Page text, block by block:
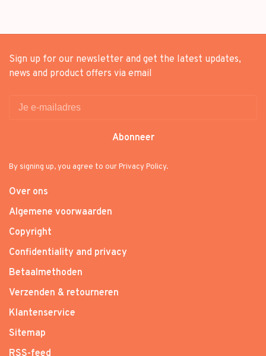
Sign up for our newsletter and get the latest updates,
news and product offers via email
Abonneer
By signing up, you agree to our Privacy Policy.
Over ons
Algemene voorwaarden
Copyright
Confidentiality and privacy
Betaalmethoden
Verzenden & retourneren
Klantenservice
Sitemap
RSS-feed